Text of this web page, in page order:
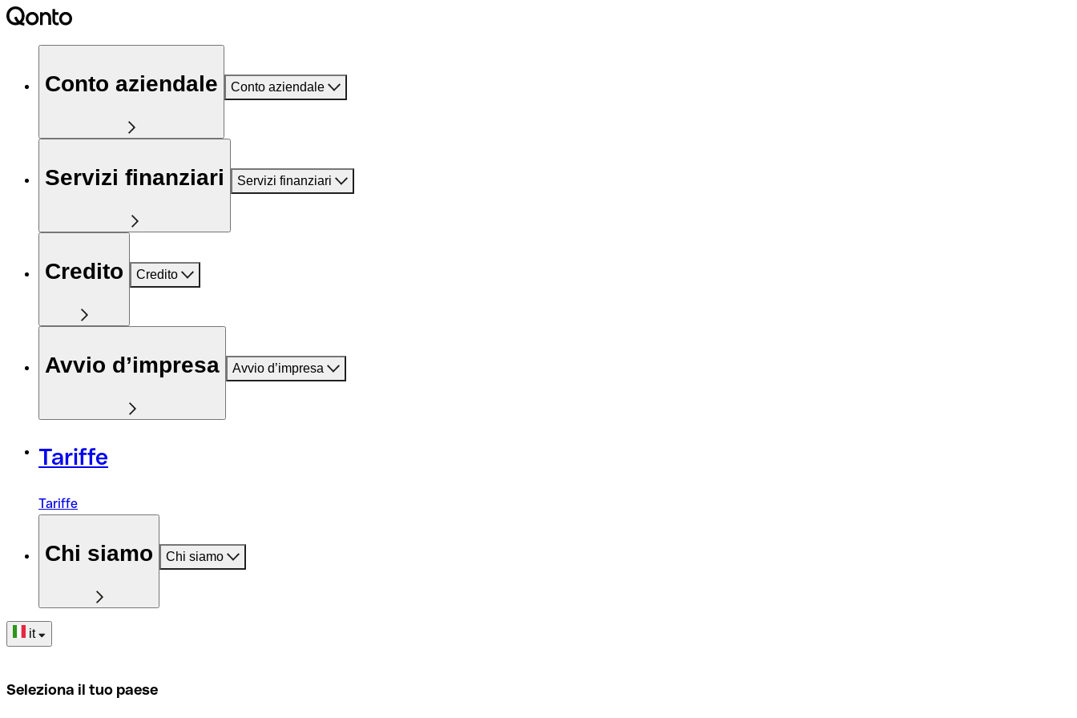
Conto aziendale Conto aziendale
Servizi finanziari Servizi finanziari
Credito Credito
Avvio d’impresa Avvio d’impresa
Tariffe
Tariffe
Chi siamo Chi siamo
it
Seleziona il tuo paese